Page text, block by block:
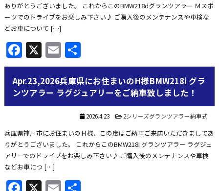
ありがとうございました。 これからこのBMW218dグランツアラー Ｍスポ
ーツでのドライブをお楽しみ下さい♪ ご購入後のメンテナンスや車検な
どお車について […]
Facebook
X Email
共
有
Apr.23,2026兵庫県にお住まいのH様BMW218i グラ
ンツアラー ラグジュアリーをご納車致しました！
2026.4.23 2シリーズグランツアラー納車式
兵庫県神戸市にお住まいのＨ様、この度はご納車ご来店いただきましてあ
りがとうございました。 これからこのBMW218i グランツアラー ラグジュ
アリーでのドライブをお楽しみ下さい♪ ご購入後のメンテナンスや車検
などお車につ […]